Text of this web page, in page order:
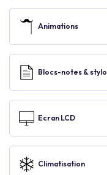
Animations
Blocs-notes & stylo
Ecran LCD
Climatisation